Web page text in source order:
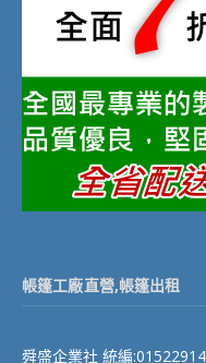
帳篷工廠直營,帳篷出租
舜盛企業社 統編:01522914